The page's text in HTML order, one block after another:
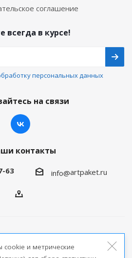
соглашение
всегда в курсе!
персональных данных
на связи
контакты
63 info@artpaket.ru
продукциии метрические